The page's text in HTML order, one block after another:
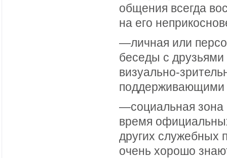
общения всегда
на его
—личная или
беседы с друзьями
визуально-
поддерживающими
—социальная
время
других служебных
очень хорошо